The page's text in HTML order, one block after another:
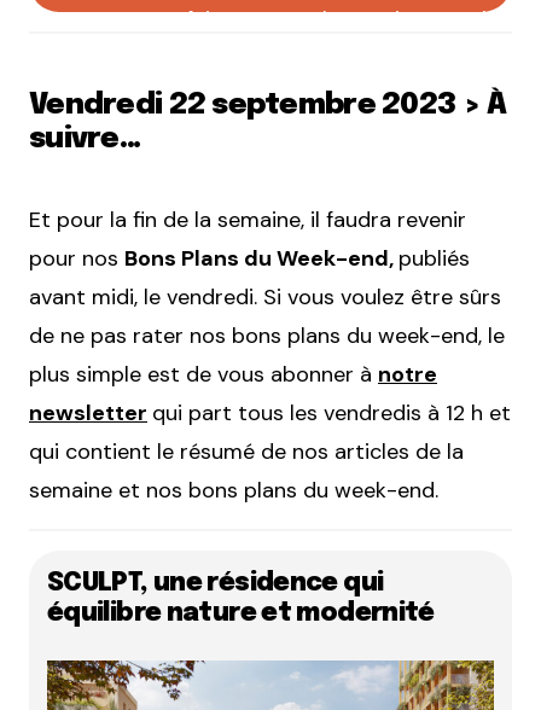
faire votre pub sur CityCrunch
Vendredi 22 septembre 2023 > À
suivre…
Et pour la fin de la semaine, il faudra revenir
pour nos Bons Plans du Week-end, publiés
avant midi, le vendredi. Si vous voulez être sûrs
de ne pas rater nos bons plans du week-end, le
plus simple est de vous abonner à notre
newsletter qui part tous les vendredis à 12 h et
qui contient le résumé de nos articles de la
semaine et nos bons plans du week-end.
SCULPT, une résidence qui
équilibre nature et modernité